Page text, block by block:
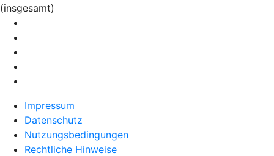
(insgesamt)
Impressum
Datenschutz
Nutzungsbedingungen
Rechtliche Hinweise